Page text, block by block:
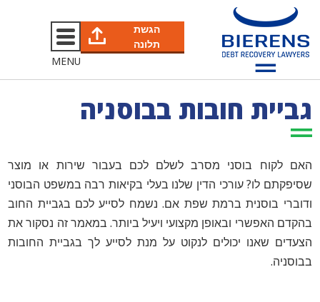
הגשת
תלונה
MENU
גביית חובות בבוסניה
האם לקוח בוסני מסרב לשלם לכם בעבור שירות או מוצר
שסיפקתם לו? עורכי הדין שלנו בעלי בקיאות רבה במשפט הבוסני
ודוברי בוסנית ברמת שפת אם. נשמח לסייע לכם בגביית החוב
בהקדם האפשרי ובאופן מקצועי ויעיל ביותר. במאמר זה נסקור את
הצעדים שאנו יכולים לנקוט על מנת לסייע לך בגביית החובות
בבוסניה.